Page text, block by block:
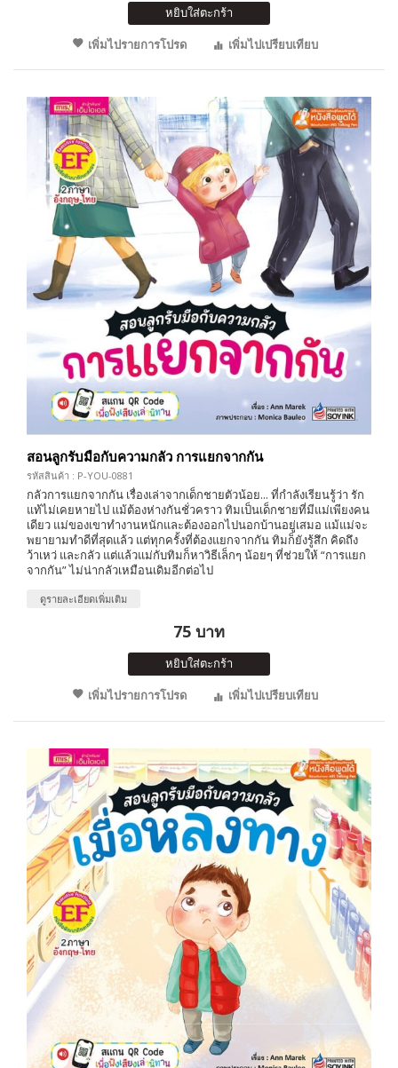
หยิบใส่ตะกร้า
เพิ่มไปรายการโปรด
เพิ่มไปเปรียบเทียบ
สอนลูกรับมือกับความกลัว การแยกจากกัน
รหัสสินค้า : P-YOU-0881
กลัวการแยกจากกัน เรื่องเล่าจากเด็กชายตัวน้อย... ที่กำลังเรียนรู้ว่า รัก
แท้ไม่เคยหายไป แม้ต้องห่างกันชั่วคราว ทิมเป็นเด็กชายที่มีแม่เพียงคน
เดียว แม่ของเขาทำงานหนักและต้องออกไปนอกบ้านอยู่เสมอ แม้แม่จะ
พยายามทำดีที่สุดแล้ว แต่ทุกครั้งที่ต้องแยกจากกัน ทิมก็ยังรู้สึก คิดถึง
ว้าเหว่ และกลัว แต่แล้วแม่กับทิมก็หาวิธีเล็กๆ น้อยๆ ที่ช่วยให้ “การแยก
จากกัน” ไม่น่ากลัวเหมือนเดิมอีกต่อไป
ดูรายละเอียดเพิ่มเติม
75 บาท
หยิบใส่ตะกร้า
เพิ่มไปรายการโปรด
เพิ่มไปเปรียบเทียบ